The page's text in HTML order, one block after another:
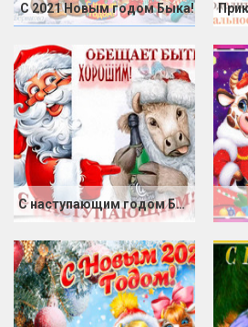
С 2021 Новым годом Быка!
С наступающим годом Быка